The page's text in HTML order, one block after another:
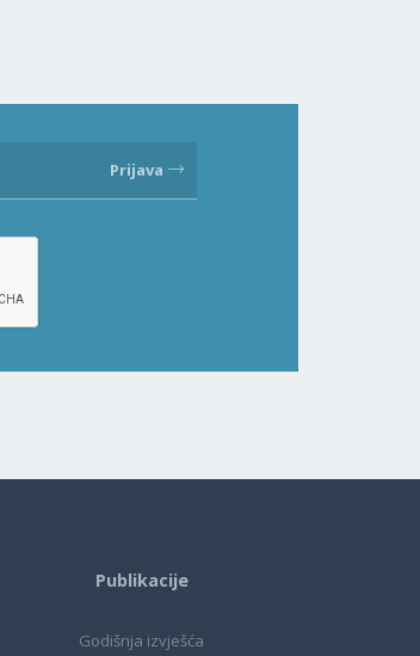
Prijava
Publikacije
Godišnja izvješća